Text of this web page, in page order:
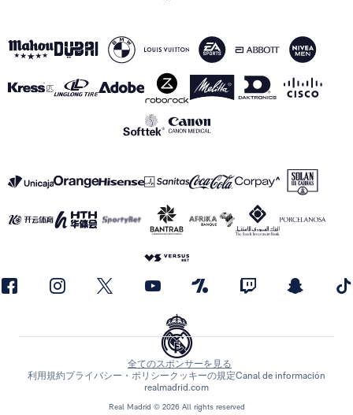
Real Madrid © 2026 All rights reserved
全てのスポンサーを見る
利用規約プライバシー・ポリシークッキーの規定Canal de información
realmadrid.com